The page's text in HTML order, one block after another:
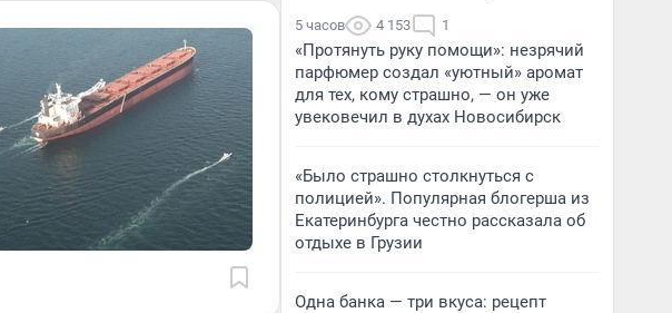
5 часов 4 153 1
«Протянуть руку помощи»: незрячий
парфюмер создал «уютный» аромат
для тех, кому страшно, — он уже
увековечил в духах Новосибирск
«Было страшно столкнуться с
полицией». Популярная блогерша из
Екатеринбурга честно рассказала об
отдыхе в Грузии
Одна банка — три вкуса: рецепт